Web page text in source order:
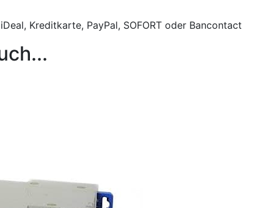
Kreditkarte, PayPal, SOFORT oder Bancontact